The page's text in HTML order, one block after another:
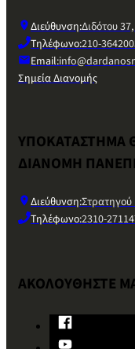
Διεύθυνση:Διδότου
Τηλέφωνο:210-
Email:
Σημεία Διανομής
ΥΠΟΚΑΤΑΣΤΗΜΑ
ΔΙΑΝΟΜΗ
Διεύθυνση:
Τηλέφωνο:2310-
ΑΚΟΛΟΥΘΗΣΤΕ